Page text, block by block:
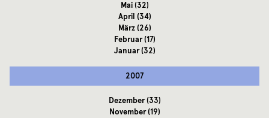
Mai(32)
April (34)
März(26)
Februar(17)
Januar(32)
2007
Dezember(33)
November(19)